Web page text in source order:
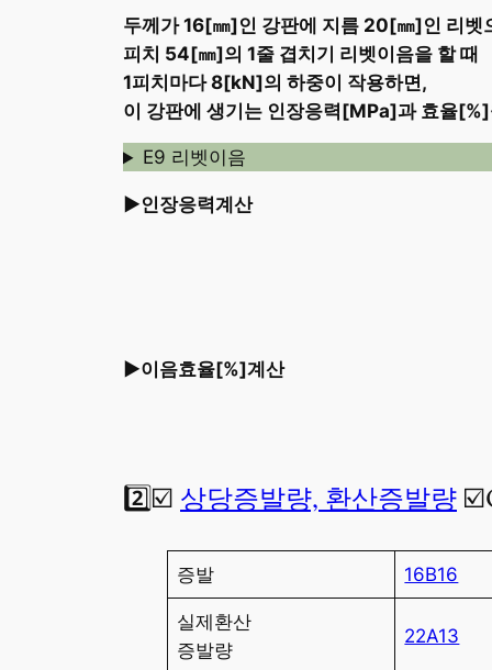
두께가 16[㎜]인 강판에 지름 20[㎜]인 리벳
피치 54[㎜]의 1줄 겹치기 리벳이음을 할 때
1피치마다 8[kN]의 하중이 작용하면,
이 강판에 생기는 인장응력[MPa]과 효율
E9 리벳이음
►인장응력계산
►이음효율[%]계산
2️⃣☑️ 상당증발량, 환산증발량
증발 16B16
실제환산
증발량
22A13